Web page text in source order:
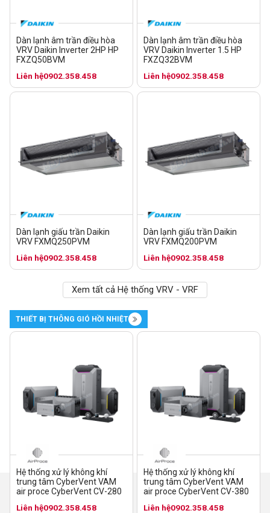
Dàn lạnh âm trần điều hòa
VRV Daikin Inverter 2HP HP
FXZQ50BVM
Liên hệ0902.358.458
Dàn lạnh âm trần điều hòa
VRV Daikin Inverter 1.5 HP
FXZQ32BVM
Liên hệ0902.358.458
Dàn lạnh giấu trần Daikin
VRV FXMQ250PVM
Liên hệ0902.358.458
Dàn lạnh giấu trần Daikin
VRV FXMQ200PVM
Liên hệ0902.358.458
Xem tất cả Hệ thống VRV - VRF
THIẾT BỊ THÔNG GIÓ HỒI NHIỆT
Hệ thống xử lý không khí
trung tâm CyberVent VAM
air proce CyberVent CV-280
Liên hệ0902.358.458
Hệ thống xử lý không khí
trung tâm CyberVent VAM
air proce CyberVent CV-380
Liên hệ0902.358.458